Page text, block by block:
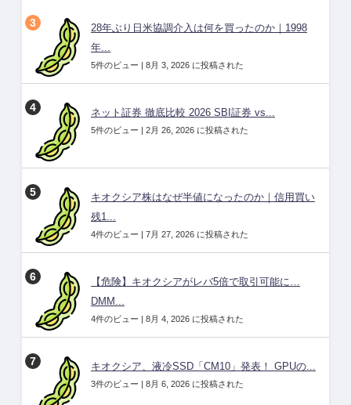
28年ぶり日米協調介入は何を買ったのか｜1998
年...
5件のビュー | 8月 3, 2026 に投稿された
ネット証券 徹底比較 2026 SBI証券 vs...
5件のビュー | 2月 26, 2026 に投稿された
キオクシア株はなぜ半値になったのか｜信用買い
残1...
4件のビュー | 7月 27, 2026 に投稿された
【危険】キオクシアがレバ5倍で取引可能に…
DMM...
4件のビュー | 8月 4, 2026 に投稿された
キオクシア、液冷SSD「CM10」発表！ GPUの...
3件のビュー | 8月 6, 2026 に投稿された